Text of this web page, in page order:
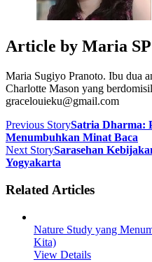
Article by Maria SP
Maria Sugiyo Pranoto. Ibu dua
Charlotte Mason yang
gracelouieku@gmail.com
Previous StorySatria Dharma:
Menumbuhkan Minat Baca
Next StorySarasehan
Yogyakarta
Related Articles
Nature Study yang
Kita)
View Details